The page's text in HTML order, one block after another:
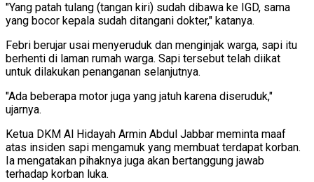
"Yang patah tulang (tangan kiri) sudah dibawa ke IGD, sama
yang bocor kepala sudah ditangani dokter," katanya.
Febri berujar usai menyeruduk dan menginjak warga, sapi itu
berhenti di laman rumah warga. Sapi tersebut telah diikat
untuk dilakukan penanganan selanjutnya.
"Ada beberapa motor juga yang jatuh karena diseruduk,"
ujarnya.
Ketua DKM Al Hidayah Armin Abdul Jabbar meminta maaf
atas insiden sapi mengamuk yang membuat terdapat korban.
Ia mengatakan pihaknya juga akan bertanggung jawab
terhadap korban luka.